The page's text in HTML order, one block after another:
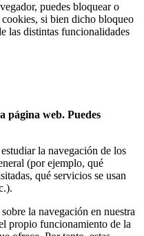
puedes bloquear o
cookies, si bien dicho bloqueo
las distintas funcionalidades
página web. Puedes
la navegación de los
(por ejemplo, qué
qué servicios se usan
la navegación en nuestra
propio funcionamiento de la